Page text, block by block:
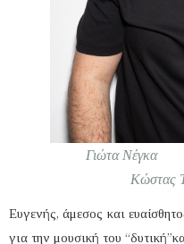
Κώστας
Ευγενής, άμεσος και
για την μουσική του